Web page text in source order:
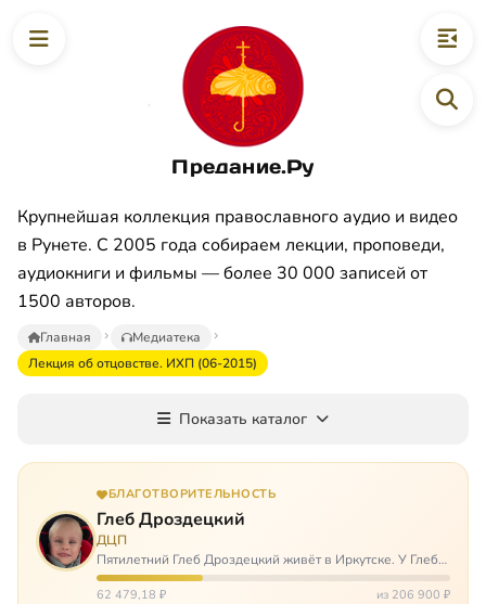
Предание.Ру
Крупнейшая коллекция православного аудио и видео
в Рунете. С 2005 года собираем лекции, проповеди,
аудиокниги и фильмы — более 30 000 записей от
1500 авторов.
Главная
Медиатека
Лекция об отцовстве. ИХП (06-2015)
Показать каталог
БЛАГОТВОРИТЕЛЬНОСТЬ
Глеб Дроздецкий
ДЦП
Пятилетний Глеб Дроздецкий живёт в Иркутске. У Глеба
ДЦП из-за перенесённого в младенчестве менингита,
но его положение осложняется эпилепсией, с которой
62 479,18 ₽ из 206 900 ₽